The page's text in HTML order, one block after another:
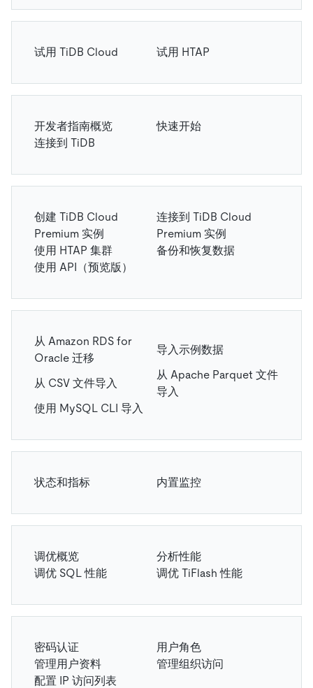
试用 TiDB Cloud 试用 HTAP
开发者指南概览
快速开始
连接到 TiDB
创建 TiDB Cloud
Premium 实例
连接到 TiDB Cloud
Premium 实例
使用 HTAP 集群
备份和恢复数据
使用 API（预览版）
从 Amazon RDS for
Oracle 迁移
导入示例数据
从 CSV 文件导入
从 Apache Parquet 文件
导入
使用 MySQL CLI 导入
状态和指标 内置监控
调优概览
分析性能
调优 SQL 性能
调优 TiFlash 性能
密码认证
用户角色
管理用户资料
管理组织访问
配置 IP 访问列表